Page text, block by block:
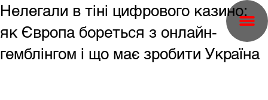
Нелегали в тіні цифрового казино:
як Європа бореться з онлайн-
гемблінгом і що має зробити Україна